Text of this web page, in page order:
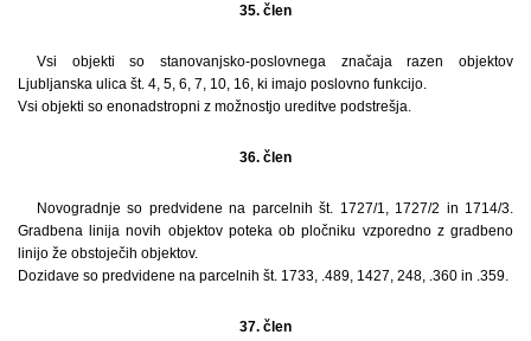
35. člen
Vsi objekti so stanovanjsko-poslovnega značaja razen objektov
Ljubljanska ulica št. 4, 5, 6, 7, 10, 16, ki imajo poslovno funkcijo.
Vsi objekti so enonadstropni z možnostjo ureditve podstrešja.
36. člen
Novogradnje so predvidene na parcelnih št. 1727/1, 1727/2 in 1714/3.
Gradbena linija novih objektov poteka ob pločniku vzporedno z gradbeno
linijo že obstoječih objektov.
Dozidave so predvidene na parcelnih št. 1733, .489, 1427, 248, .360 in .359.
37. člen